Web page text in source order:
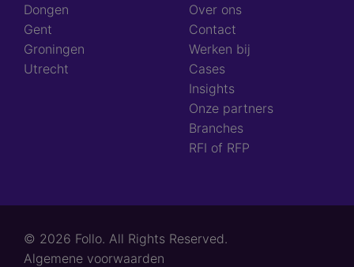
Dongen
Gent
Groningen
Utrecht
Over ons
Contact
Werken bij
Cases
Insights
Onze partners
Branches
RFI of RFP
© 2026 Follo. All Rights Reserved.
Footer
Algemene voorwaarden